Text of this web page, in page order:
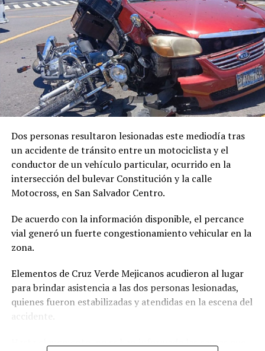
Me gusta esto:
Dos personas resultaron lesionadas este mediodía tras
un accidente de tránsito entre un motociclista y el
conductor de un vehículo particular, ocurrido en la
intersección del bulevar Constitución y la calle
Motocross, en San Salvador Centro.
De acuerdo con la información disponible, el percance
vial generó un fuerte congestionamiento vehicular en la
zona.
Elementos de Cruz Verde Mejicanos acudieron al lugar
para brindar asistencia a las dos personas lesionadas,
quienes fueron estabilizadas y atendidas en la escena del
accidente.